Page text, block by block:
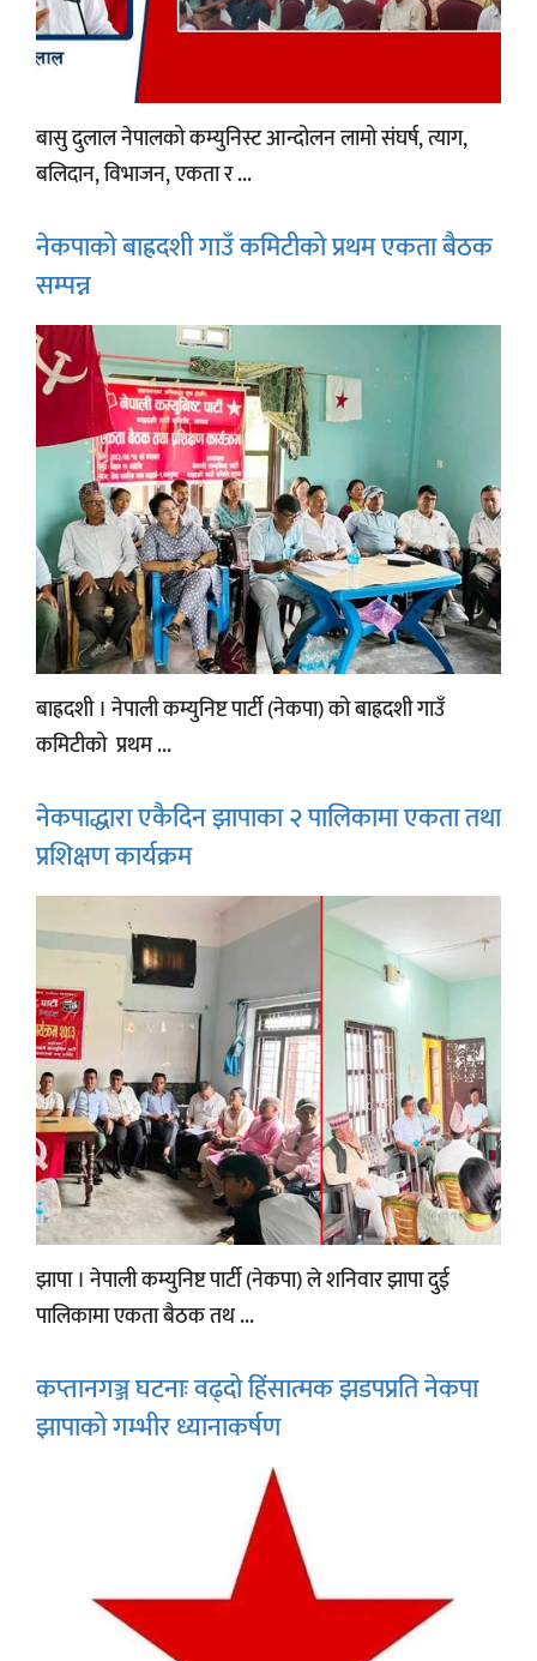
बासु दुलाल नेपालको कम्युनिस्ट आन्दोलन लामो संघर्ष, त्याग,
बलिदान, विभाजन, एकता र ...
नेकपाको बाह्रदशी गाउँ कमिटीको प्रथम एकता बैठक
सम्पन्न
बाह्रदशी । नेपाली कम्युनिष्ट पार्टी (नेकपा) को बाह्रदशी गाउँ
कमिटीको प्रथम ...
नेकपाद्धारा एकैदिन झापाका २ पालिकामा एकता तथा
प्रशिक्षण कार्यक्रम
झापा । नेपाली कम्युनिष्ट पार्टी (नेकपा) ले शनिवार झापा दुई
पालिकामा एकता बैठक तथ ...
कप्तानगञ्ज घटनाः वढ्दो हिंसात्मक झडपप्रति नेकपा
झापाको गम्भीर ध्यानाकर्षण